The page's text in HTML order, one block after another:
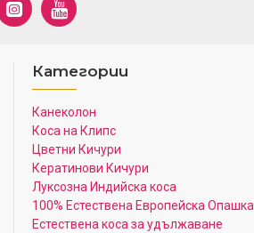
Категории
Канеколон
Коса на Клипс
Цветни Кичури
Кератинови Кичури
Луксозна Индийска коса
100% Естествена Европейска Опашка
Естествена коса за удължаване